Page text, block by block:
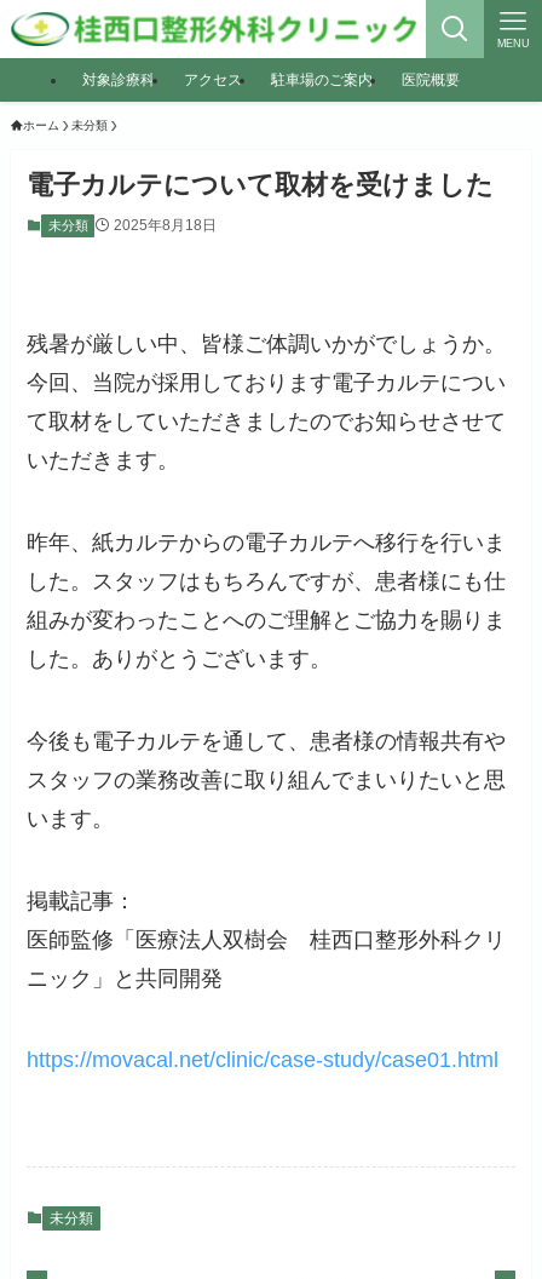
MENU
対象診療科 アクセス 駐車場のご案内 医院概要
ホーム 未分類
電子カルテについて取材を受けました
未分類 2025年8月18日
残暑が厳しい中、皆様ご体調いかがでしょうか。
今回、当院が採用しております電子カルテについ
て取材をしていただきましたのでお知らせさせて
いただきます。
昨年、紙カルテからの電子カルテへ移行を行いま
した。スタッフはもちろんですが、患者様にも仕
組みが変わったことへのご理解とご協力を賜りま
した。ありがとうございます。
今後も電子カルテを通して、患者様の情報共有や
スタッフの業務改善に取り組んでまいりたいと思
います。
掲載記事：
医師監修「医療法人双樹会 桂西口整形外科クリ
ニック」と共同開発
https://movacal.net/clinic/case-study/case01.html
未分類